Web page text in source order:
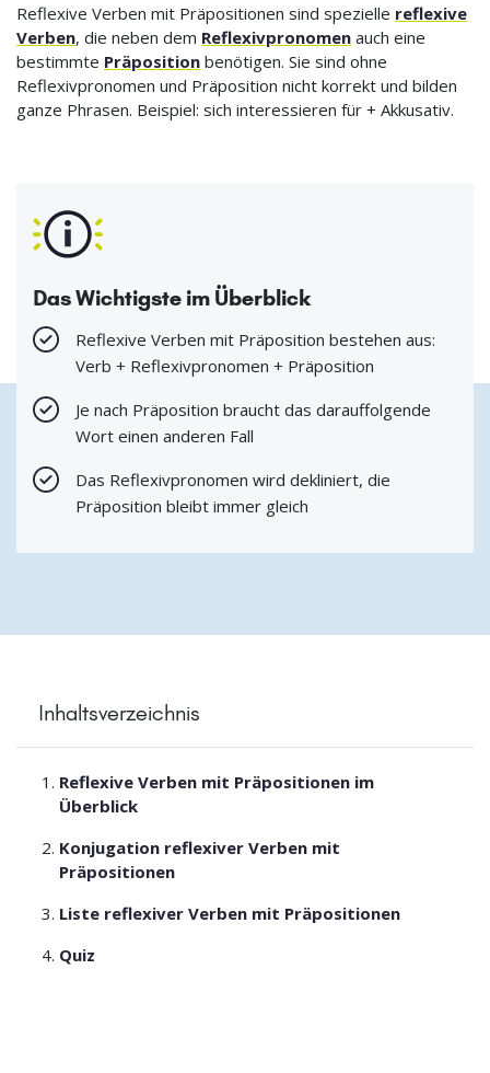
Reflexive Verben mit Präpositionen sind spezielle reflexive
Verben, die neben dem Reflexivpronomen auch eine
bestimmte Präposition benötigen. Sie sind ohne
Reflexivpronomen und Präposition nicht korrekt und bilden
ganze Phrasen. Beispiel: sich interessieren für + Akkusativ.
Das Wichtigste im Überblick
Reflexive Verben mit Präposition bestehen aus:
Verb + Reflexivpronomen + Präposition
Je nach Präposition braucht das darauffolgende
Wort einen anderen Fall
Das Reflexivpronomen wird dekliniert, die
Präposition bleibt immer gleich
Inhaltsverzeichnis
Reflexive Verben mit Präpositionen im
Überblick
Konjugation reflexiver Verben mit
Präpositionen
Liste reflexiver Verben mit Präpositionen
Quiz